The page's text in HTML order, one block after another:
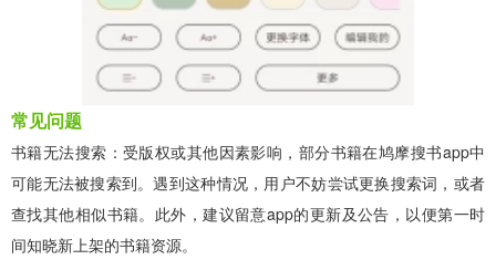
常见问题
书籍无法搜索：受版权或其他因素影响，部分书籍在鸠摩搜书app中
可能无法被搜索到。遇到这种情况，用户不妨尝试更换搜索词，或者
查找其他相似书籍。此外，建议留意app的更新及公告，以便第一时
间知晓新上架的书籍资源。